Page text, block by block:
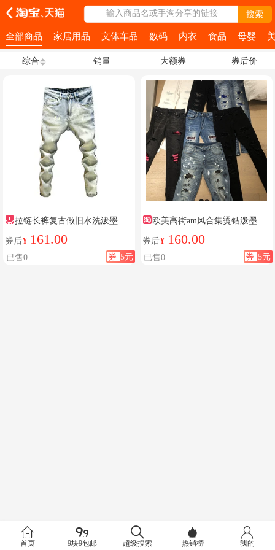
输入商品名或手淘分享的链接 搜索
全部商品 家居用品 文体车品 数码 内衣 食品 母婴
综合 销量 大额券 券后价
拉链长裤复古做旧水洗泼墨牛
仔裤
券后¥ 161.00
券 5元
已售0
欧美高街am风合集烫钻泼墨牛
仔裤
券后¥ 160.00
券 5元
已售0
首页 9块9包邮 超级搜索 热销榜 我的